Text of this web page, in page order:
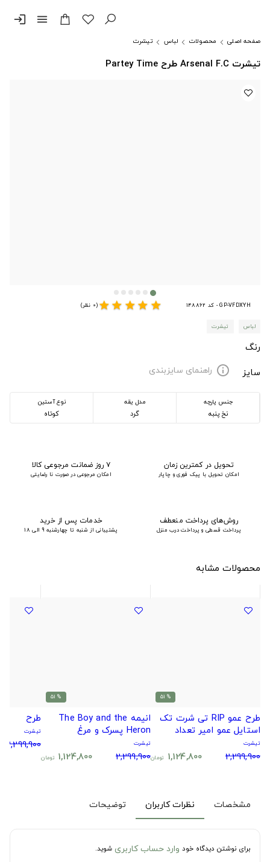
menu
login
صفحه اصلی محصولات لباس تیشرت
تیشرت Arsenal F.C طرح Partey Time
GP-VFDXYH - کد 148862 star
star
star
star
star(0 نظر)
لباس تیشرت
رنگ
سایز
info راهنمای سایزبندی
جنس پارچه
نخ پنبه
مدل یقه
گرد
نوع آستین
کوتاه
تحویل در کمترین زمان
امکان تحویل با پیک فوری و چاپار
۷ روز ضمانت مرجوعی کالا
امکان مرجوعی در صورت نا رضایتی
روش‌های پرداخت منعطف
پرداخت قسطی و پرداخت درب منزل
خدمات پس از خرید
پشتیبانی از شنبه تا چهارشنبه 9 الی 18
محصولات مشابه
% 51
طرح عمو RIP تی شرت تک
استایل عمو امیر تعداد
محدود!!!
تیشرت
2,299,900
1,124,800 تومان
% 51
انیمه The Boy and the
Heron پسرک و مرغ
ماهی‌خوار
تیشرت
2,299,900
1,124,800 تومان
طرح
تیشرت
2,299,900
مشخصات نظرات کاربران توضیحات
برای نوشتن دیدگاه خود وارد حساب کاربری شوید.